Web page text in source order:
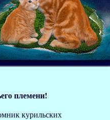
племени!
курильских